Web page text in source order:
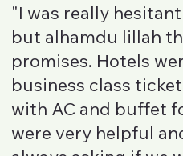
"I was really
but alhamdu lillah
promises. Hotels
business class
with AC and buffet
were very helpful